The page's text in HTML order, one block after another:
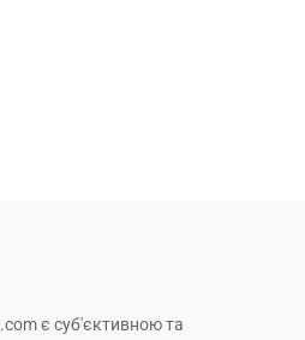
є суб'єктивною та